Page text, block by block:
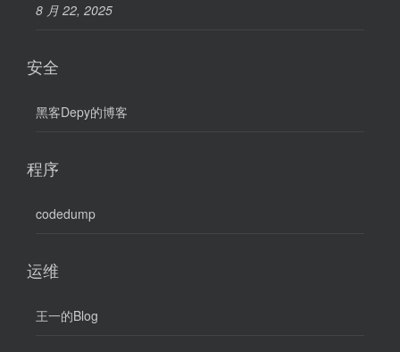
8 月 22, 2025
安全
黑客Depy的博客
程序
codedump
运维
王一的Blog